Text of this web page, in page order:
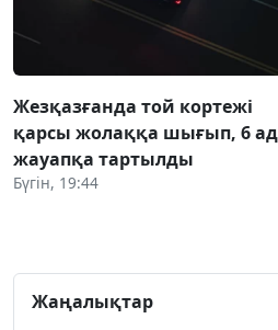
Жезқазғанда той кортежі
қарсы жолаққа шығып, 6
жауапқа тартылды
Бүгін, 19:44
Жаңалықтар